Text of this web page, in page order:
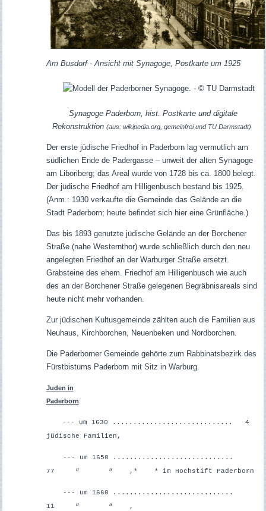
Am Busdorf - Ansicht mit Synagoge, Postkarte um 1925
Synagoge Paderborn, hist. Postkarte und digitale
Rekonstruktion (aus: wikipedia.org, gemeinfrei und TU Darmstadt)
Der erste jüdische Friedhof in Paderborn lag vermutlich am
südlichen Ende de Padergasse – unweit der alten Synagoge
am Liboriberg; das Areal wurde von 1728 bis ca. 1800 belegt.
Der jüdische Friedhof am Hilligenbusch bestand bis 1925.
(Anm.: 1930 verkaufte die Gemeinde das Gelände an die
Stadt Paderborn; heute befindet sich hier eine Grünfläche.)
Das bis 1893 genutzte jüdische Gelände an der Borchener
Straße (nahe Westernthor) wurde schließlich durch den neu
angelegten Friedhof an der Warburger Straße ersetzt.
Grabsteine des ehem. Friedhof am Hilligenbusch wie auch
des an der Borchener Straße gelegenen Begräbnisareals sind
heute nicht mehr vorhanden.
Zur jüdischen Kultusgemeinde zählten auch die Familien aus
Neuhaus, Kirchborchen, Neuenbeken und Nordborchen.
Die Paderborner Gemeinde gehörte zum Rabbinatsbezirk des
Fürstbistums Paderborn mit Sitz in Warburg.
Juden in
Paderborn
--- um 1630 ............................. 4
jüdische Familien,
--- um 1650 .............................
77 “ “ ,*
* im Hochstift Paderborn
--- um 1660 .............................
11 “ “ ,